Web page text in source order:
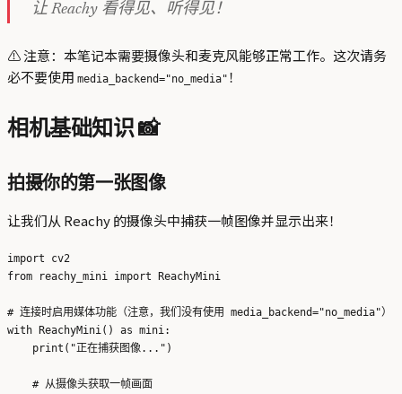
让 Reachy 看得见、听得见！
⚠️ 注意：本笔记本需要摄像头和麦克风能够正常工作。这次请务
必不要使用 media_backend="no_media" ！
相机基础知识 📸
拍摄你的第一张图像
让我们从 Reachy 的摄像头中捕获一帧图像并显示出来！
import cv2
from reachy_mini import ReachyMini
# 连接时启用媒体功能（注意，我们没有使用 media_backend="no_media"）
with ReachyMini() as mini:
    print("正在捕获图像...")
    # 从摄像头获取一帧画面